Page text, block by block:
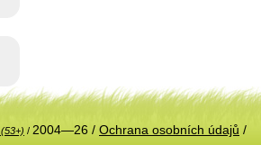
(53+) / 2004—26 / Ochrana osobních údajů /